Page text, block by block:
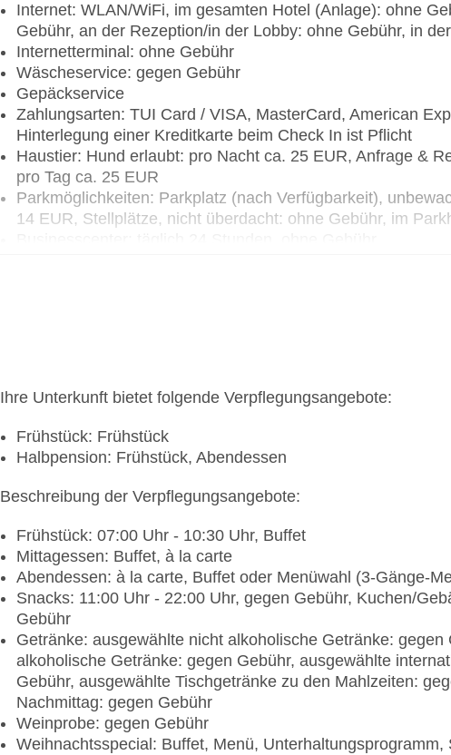
Internet: WLAN/WiFi, im gesamten Hotel (Anlage): ohne
Gebühr, an der Rezeption/in der Lobby: ohne Gebühr, in
Internetterminal: ohne Gebühr
Wäscheservice: gegen Gebühr
Gepäckservice
Zahlungsarten: TUI Card / VISA, MasterCard, American
Hinterlegung einer Kreditkarte beim Check In ist Pflicht
Haustier: Hund erlaubt: pro Nacht ca. 25 EUR, Anfrage &
pro Tag ca. 25 EUR
Parkmöglichkeiten: Parkplatz (nach Verfügbarkeit),
14 EUR, Stellplätze, nicht überdacht: ohne Gebühr, im
Tagungseinrichtungen: Konferenzräume: 9, Tageslicht,
Ihre Unterkunft bietet folgende Verpflegungsangebote:
Frühstück: Frühstück
Halbpension: Frühstück, Abendessen
Beschreibung der Verpflegungsangebote:
Frühstück: 07:00 Uhr - 10:30 Uhr, Buffet
Mittagessen: Buffet, à la carte
Abendessen: à la carte, Buffet oder Menüwahl (3-Gänge-
Snacks: 11:00 Uhr - 22:00 Uhr, gegen Gebühr, Kuchen/
Gebühr
Getränke: ausgewählte nicht alkoholische Getränke:
alkoholische Getränke: gegen Gebühr, ausgewählte
Gebühr, ausgewählte Tischgetränke zu den Mahlzeiten:
Nachmittag: gegen Gebühr
Weinprobe: gegen Gebühr
Weihnachtsspecial: Buffet, Menü,